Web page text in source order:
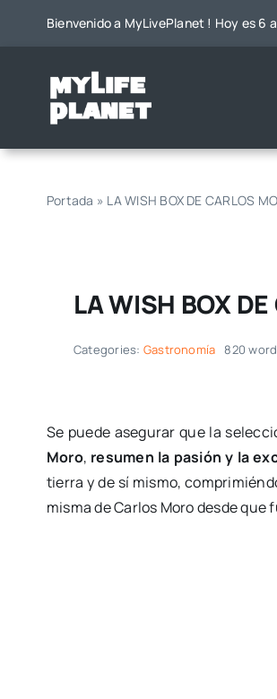
Bienvenido a MyLivePlanet ! Hoy es 6
Portada » LA WISH BOX DE CARLOS
LA WISH BOX
Categories: Gastronomía 820
Se puede asegurar que la
Moro, resumen la pasión y la
tierra y de sí mismo,
misma de Carlos Moro desde que